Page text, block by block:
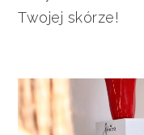
Twojej skórze!